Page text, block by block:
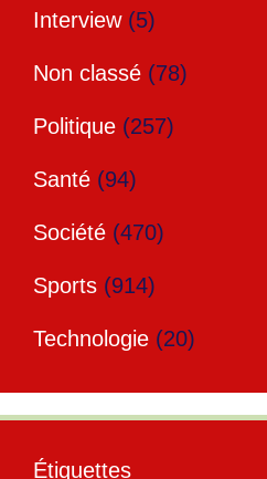
Interview(5)
Non classé (78)
Politique (257)
Santé (94)
Société (470)
Sports (914)
Technologie (20)
Étiquettes